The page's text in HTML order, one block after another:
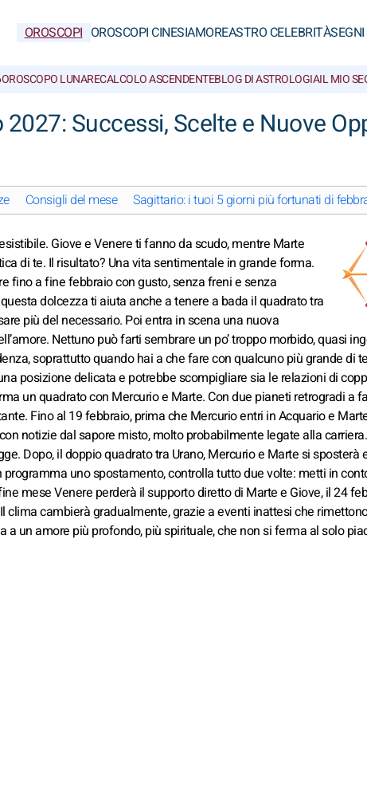
OROSCOPI OROSCOPI CINESIAMOREASTRO CELEBRITÀ
OROSCOPO LUNARECALCOLO ASCENDENTEBLOG DI ASTROLOGIAIL MIO
Successi, Scelte e Nuove
Consigli del mese Sagittario: i tuoi 5 giorni più fortunati di
Giove e Venere ti fanno da scudo, mentre Marte
di te. Il risultato? Una vita sentimentale in grande forma.
fino a fine febbraio con gusto, senza freni e senza
dolcezza ti aiuta anche a tenere a bada il quadrato tra
più del necessario. Poi entra in scena una nuova
Nettuno può farti sembrare un po’ troppo morbido, quasi
soprattutto quando hai a che fare con qualcuno più grande di
posizione delicata e potrebbe scompigliare sia le relazioni di
un quadrato con Mercurio e Marte. Con due pianeti retrogradi a
Fino al 19 febbraio, prima che Mercurio entri in Acquario e
notizie dal sapore misto, molto probabilmente legate alla
Dopo, il doppio quadrato tra Urano, Mercurio e Marte si sposterà
uno spostamento, controlla tutto due volte: metti in
mese Venere perderà il supporto diretto di Marte e Giove, il 24
clima cambierà gradualmente, grazie a eventi inattesi che
a un amore più profondo, più spirituale, che non si ferma al solo